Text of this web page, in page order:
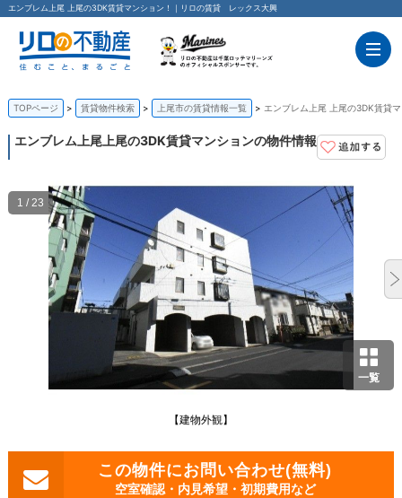
エンブレム上尾 上尾の3DK賃貸マンション！｜リロの賃貸 レックス大興
TOPページ 賃貸物件検索 上尾市の賃貸情報一覧 エンブレム上尾 上尾の3DK賃貸
エンブレム上尾 上尾の3DK賃貸マンションの物件情報
一覧
【建物外観】
1 / 23
空室確認・内見希望・初期費用など